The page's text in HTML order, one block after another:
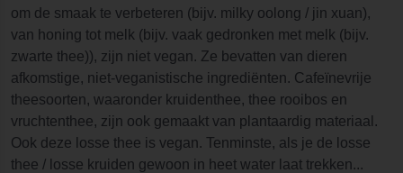
om de smaak te verbeteren (bijv. milky oolong / jin xuan),
van honing tot melk (bijv. vaak gedronken met melk (bijv.
zwarte thee)), zijn niet vegan. Ze bevatten van dieren
afkomstige, niet-veganistische ingrediënten. Cafeïnevrije
theesoorten, waaronder kruidenthee, thee rooibos en
vruchtenthee, zijn ook gemaakt van plantaardig materiaal.
Ook deze losse thee is vegan. Tenminste, als je de losse
thee / losse kruiden gewoon in heet water laat trekken...